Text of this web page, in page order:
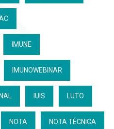
IMUNE
IMUNOWEBINAR
IUIS LUTO
NOTA NOTA TÉCNICA